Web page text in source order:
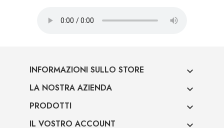
INFORMAZIONI SULLO STORE 
LA NOSTRA AZIENDA 
PRODOTTI 
IL VOSTRO ACCOUNT